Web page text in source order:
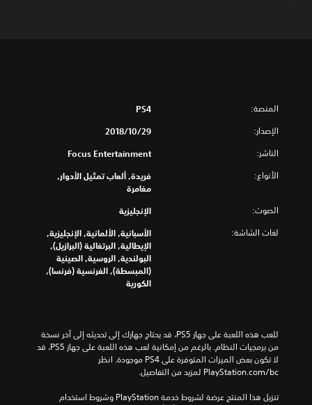
المنصة: PS4
الإصدار: 29‏/10‏/2018
الناشر: Focus Entertainment
الأنواع:
فريدة, ألعاب تمثيل الأدوار,
مغامرة
الصوت: الإنجليزية
لغات الشاشة:
الأسبانية, الألمانية, الإنجليزية,
الإيطالية, البرتغالية (البرازيل),
البولندية, الروسية, الصينية
(المبسطة), الفرنسية (فرنسا),
الكورية
‎PlayStation.com/bc لمزيد من التفاصيل.